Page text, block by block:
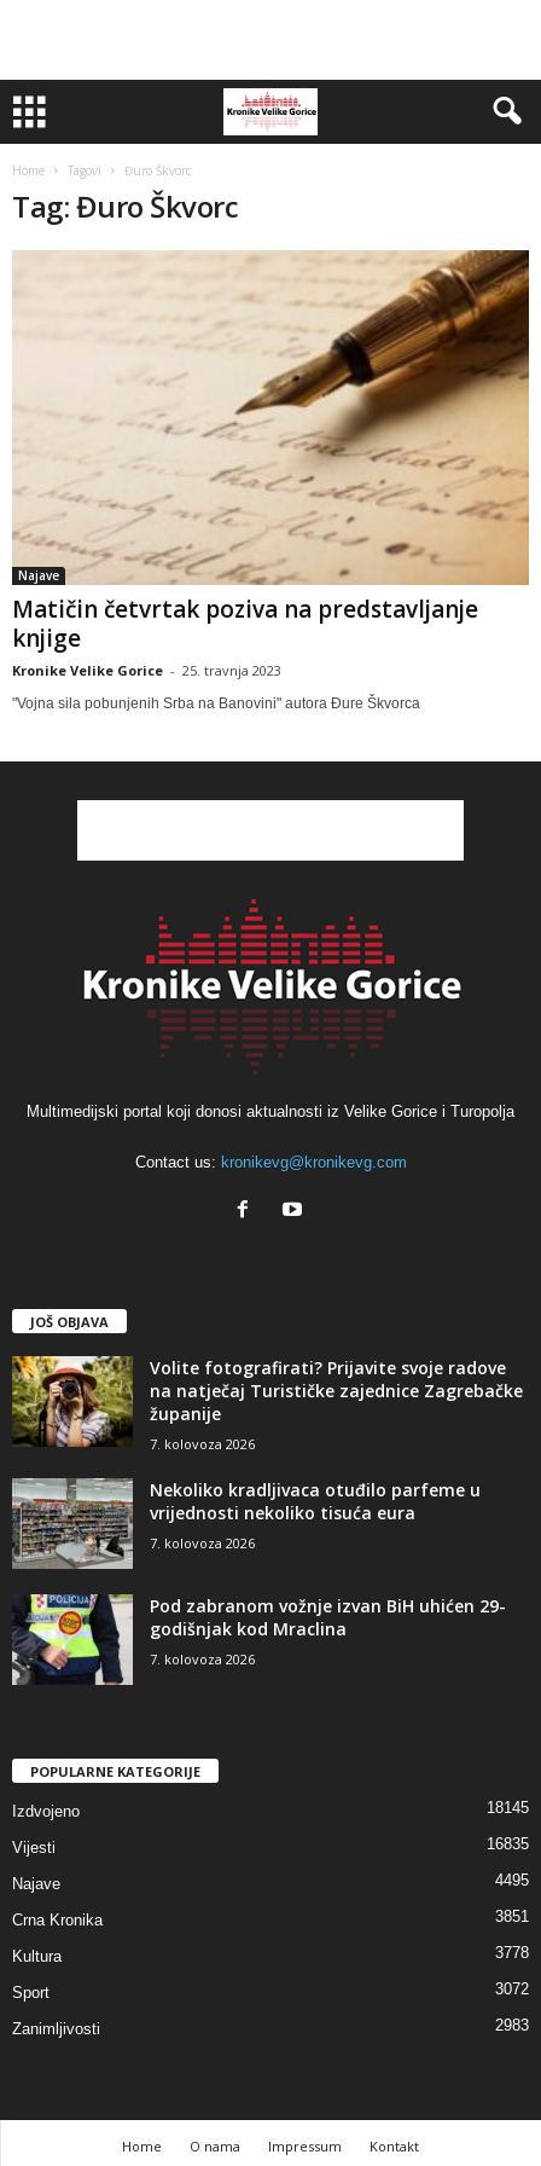
Home Tagovi Đuro Škvorc
Tag: Đuro Škvorc
Najave
Matičin četvrtak poziva na predstavljanje
knjige
Kronike Velike Gorice - 25. travnja 2023
"Vojna sila pobunjenih Srba na Banovini" autora Đure Škvorca
Multimedijski portal koji donosi aktualnosti iz Velike Gorice i Turopolja
Contact us: kronikevg@kronikevg.com
JOŠ OBJAVA
Volite fotografirati? Prijavite svoje radove
na natječaj Turističke zajednice Zagrebačke
županije
7. kolovoza 2026
Nekoliko kradljivaca otuđilo parfeme u
vrijednosti nekoliko tisuća eura
7. kolovoza 2026
Pod zabranom vožnje izvan BiH uhićen 29-
godišnjak kod Mraclina
7. kolovoza 2026
POPULARNE KATEGORIJE
Izdvojeno 18145
Vijesti 16835
Najave 4495
Crna Kronika 3851
Kultura 3778
Sport 3072
Zanimljivosti 2983
Home O nama Impressum Kontakt